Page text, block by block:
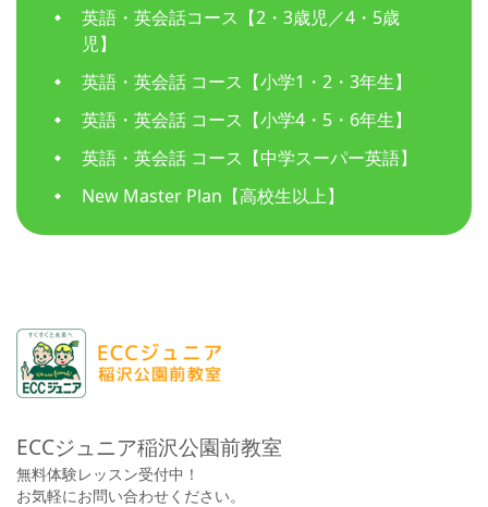
英語・英会話コース【2・3歳児／4・5歳
児】
英語・英会話 コース【小学1・2・3年生】
英語・英会話 コース【小学4・5・6年生】
英語・英会話 コース【中学スーパー英語】
New Master Plan【高校生以上】
ECCジュニア稲沢公園前教室
無料体験レッスン受付中！
お気軽にお問い合わせください。